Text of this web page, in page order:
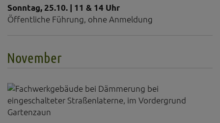
Sonntag, 25.10. | 11 & 14 Uhr
Öffentliche Führung, ohne Anmeldung
November